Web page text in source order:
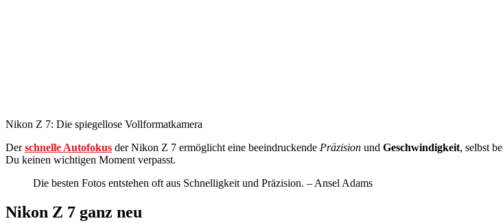
Nikon Z 7: Die spiegellose Vollformatkamera
Derschnelle Autofokus der Nikon Z 7 ermöglicht eine beeindruckende Präzision und Geschwindigkeit, selbst
Du keinen wichtigen Moment verpasst.
Die besten Fotos entstehen oft aus Schnelligkeit und Präzision. – Ansel Adams
Nikon Z 7 ganz neu